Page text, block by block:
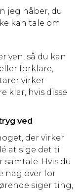
jeg håber, du
kan tale om
ven, så du kan
forklare,
virker
klar, hvis disse
ved
der virker
at sige det til
samtale. Hvis du
nag over for
siger ting,